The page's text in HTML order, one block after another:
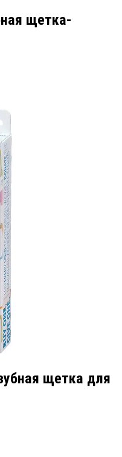
щетка-
щетка для